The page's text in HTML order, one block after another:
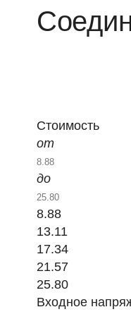
Стоимость
от
до
8.88
13.11
17.34
21.57
25.80
Входное